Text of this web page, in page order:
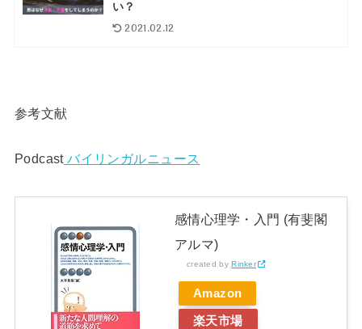
い？
2021.02.12
参考文献
Podcastバイリンガルニュース
感情心理学・入門 (有斐閣
アルマ)
created by Rinker
Amazon
楽天市場